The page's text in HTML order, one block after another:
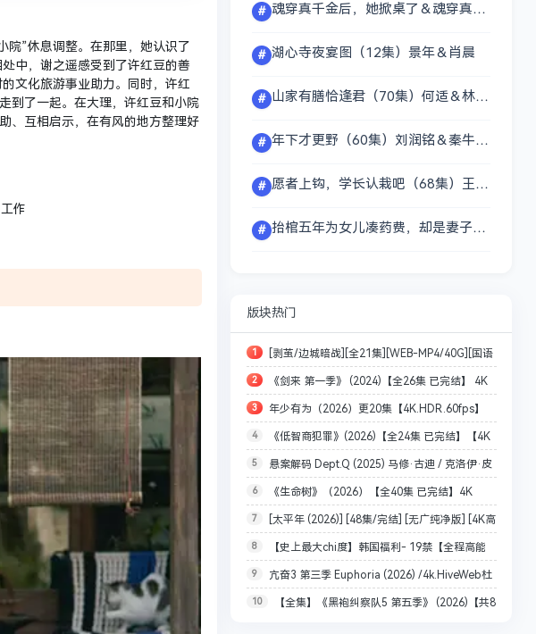
”休息调整。在那里，她认识了
中，谢之遥感受到了许红豆的善
文化旅游事业助力。同时，许红
到了一起。在大理，许红豆和小院
、互相启示，在有风的地方整理好
作
# 魂穿真千金后，她掀桌了＆魂穿真千金后，飒疯了（70集）杜亚飞＆迟宁宁
# 湖心寺夜宴图（12集）景年＆肖晨
# 山家有膳恰逢君（70集）何适＆林楷杰
# 年下才更野（60集）刘润铭＆秦牛正威
# 愿者上钩，学长认栽吧（68集）王也＆王阡惠
# 抬棺五年为女儿凑药费，却是妻子的试探（42集）王峥＆申晴
版块热门
1 [剥茧/边城暗战][全21集][WEB-MP4/40G][国语
配音/中文字幕][4K-2160P][罗云熙 刘雅瑟 2025最
新]
2 《剑来 第一季》 (2024)【全26集 已完结】 4K
HDR 无损超清【内置官方中文字幕】【1.2G/集 共
49.9G】
3 年少有为（2026）更20集【4K.HDR.60fps】
【内封简中】单集1.5G
4 《低智商犯罪》(2026)【全24集 已完结】【4K
SDR 无损超高清】【内置官方中文字幕】【1.5G/集
共26.7G】【王骁/田曦薇/王传君】擒贼记
5 悬案解码 Dept.Q (2025) 马修·古迪 / 克洛伊·皮
里 4K 全9集[内封简英双语字幕][70G]
6 《生命树》（2026）【全40集 已完结】4K
HDR 超高清【内置官方中文字幕】共77.7G【杨紫/
胡歌/李光洁】
7 [太平年 (2026)] [48集/完结] [无广纯净版] [4K高
配/杜比视界+SDR60FPS/5.1环绕声+无损HiFi
声/204G+255G]
8 【史上最大chi度】韩国福利- 19禁【全程高能
精华版】大灯狂甩绝绝子！！
9 亢奋3 第三季 Euphoria (2026) /4k.HiveWeb杜
比音效/内封简繁/夸克/百度网盘资源【单集8GB】
10 【全集】《黑袍纠察队5 第五季》 (2026)【共8